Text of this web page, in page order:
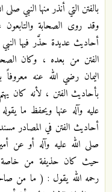
بالفتن التي أنذر منها النبي صلى
وقد روى الصحابة
أحاديث عديدة حذَّر فيها
الفتن من بعده ، وكان
اليمان رضي الله عنه معروفاً
بأحاديث الفتن ، لأنه كان
عليه وآله عنها ويحفظ ما
أحاديث الفتن في المصادر
صلى الله عليه وآله أو عن
حيث كان حذيفة من خاصة
رحمه الله يقول : ( ما من